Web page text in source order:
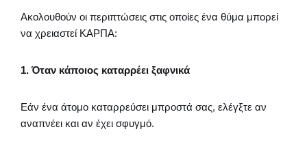
Ακολουθούν οι περιπτώσεις στις οποίες ένα θύμα μπορεί
να χρειαστεί ΚΑΡΠΑ:
‍1. Όταν κάποιος καταρρέει ξαφνικά
Εάν ένα άτομο καταρρεύσει μπροστά σας, ελέγξτε αν
αναπνέει και αν έχει σφυγμό.